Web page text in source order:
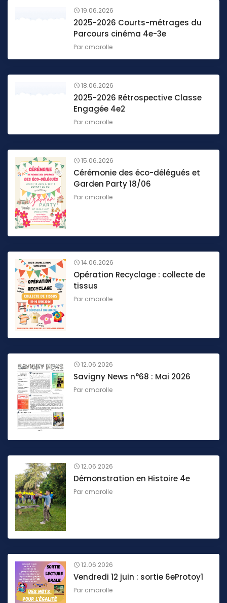
19.06.2026
2025-2026 Courts-métrages du
Parcours cinéma 4e-3e
Par cmarolle
18.06.2026
2025-2026 Rétrospective Classe
Engagée 4e2
Par cmarolle
15.06.2026
Cérémonie des éco-délégués et
Garden Party 18/06
Par cmarolle
14.06.2026
Opération Recyclage : collecte de
tissus
Par cmarolle
12.06.2026
Savigny News n°68 : Mai 2026
Par cmarolle
12.06.2026
Démonstration en Histoire 4e
Par cmarolle
12.06.2026
Vendredi 12 juin : sortie 6eProtoy1
Par cmarolle